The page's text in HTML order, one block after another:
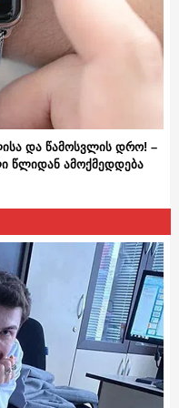
და წამოსვლის დრო! –
წლიდან ამოქმედდება